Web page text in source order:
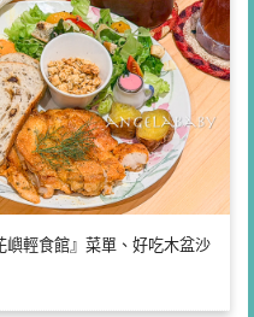
輕食館』菜單、好吃木盆沙